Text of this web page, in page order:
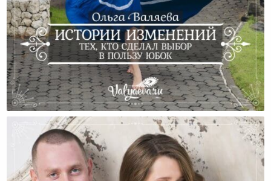
Истории Изменений Тех, Кто Сделал Выбор В
Пользу Юбок